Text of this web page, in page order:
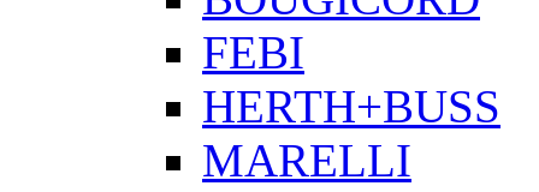
FEBI
HERTH+BUSS
MARELLI